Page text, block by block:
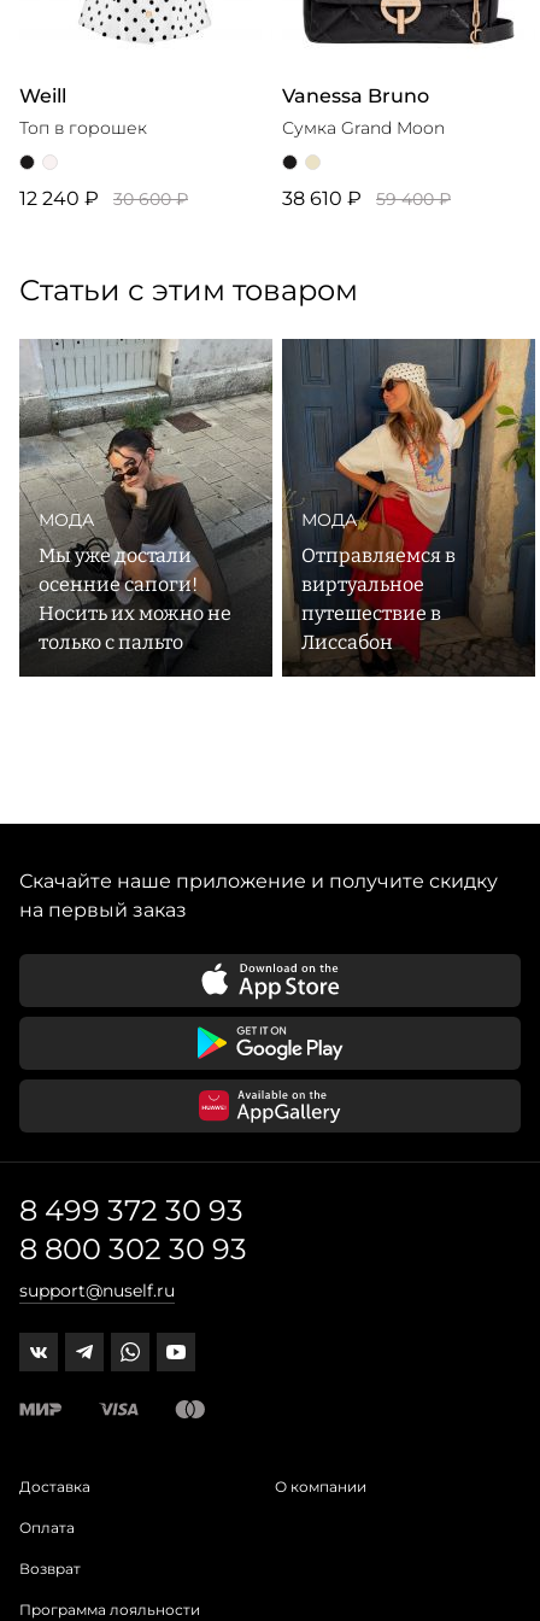
Weill
Топ в горошек
12 240 ₽ 30 600 ₽
Vanessa Bruno
Сумка Grand Moon
38 610 ₽ 59 400 ₽
Статьи с этим товаром
МОДА
Мы уже достали
осенние сапоги!
Носить их можно не
только с пальто
МОДА
Отправляемся в
виртуальное
путешествие в
Лиссабон
Скачайте наше приложение и получите скидку
на первый заказ
8 499 372 30 93
8 800 302 30 93
support@nuself.ru
Доставка
Оплата
Возврат
Программа лояльности
О компании